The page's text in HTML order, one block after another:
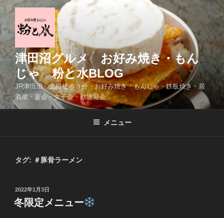
コ
テ
ン
ツ
ス
キ
ッ
津田沼グルメ お好み焼き・もん
じゃ 粉と水BLOG
JR津田沼・北口徒歩３分・お好み焼き・もんじゃ・鉄板焼き・居
酒屋・宴会・女子会・歓送迎会
メニュー
タグ: ＃豚骨ラーメン
投
稿
日:
2022年1月3日
冬限定メニュー